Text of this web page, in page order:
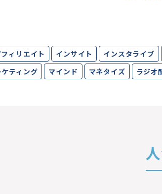
ィリエイト インサイト インスタライブ
ケティング マインド マネタイズ ラジオ